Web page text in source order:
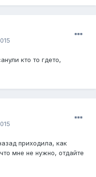
кто то гдето,
приходила, как
мне не нужно, отдайте